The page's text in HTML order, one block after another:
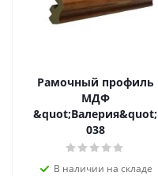
Рамочный профиль
МДФ
&quot;Валерия&quot;
038
В наличии на складе